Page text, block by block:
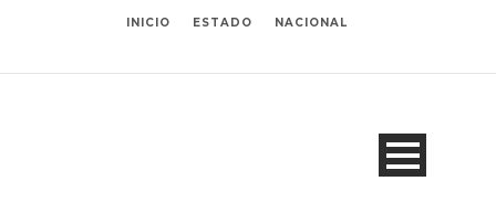
INICIO ESTADO NACIONAL